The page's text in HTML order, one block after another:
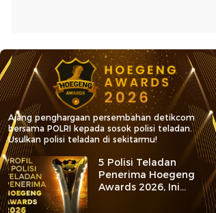
Ajang penghargaan persembahan detikcom
bersama POLRI kepada sosok polisi teladan.
Usulkan polisi teladan di sekitarmu!
5 Polisi Teladan
Penerima Hoegeng
Awards 2026, Ini
Kategori dan Kiprahnya